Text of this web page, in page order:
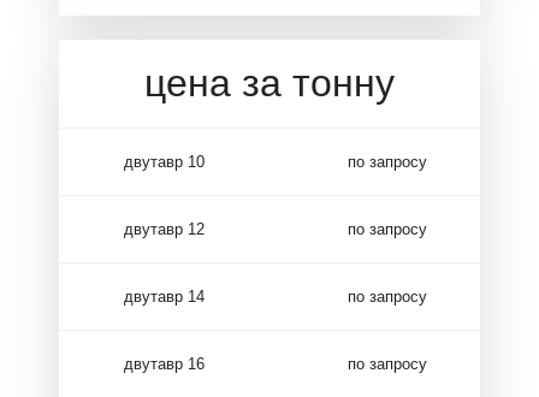
цена за тонну
двутавр 10 по запросу
двутавр 12 по запросу
двутавр 14 по запросу
двутавр 16 по запросу